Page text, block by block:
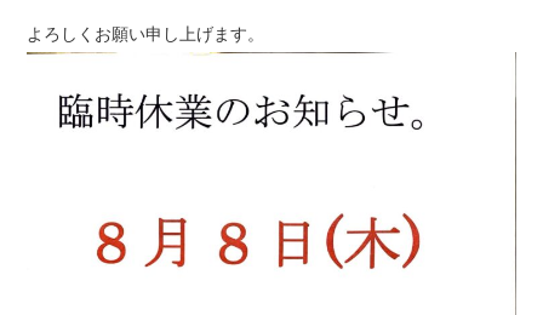
よろしくお願い申し上げます。